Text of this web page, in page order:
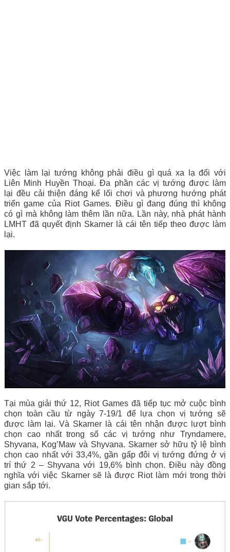
Việc làm lại tướng không phải điều gì quá xa lạ đối với
Liên Minh Huyền Thoại. Đa phần các vị tướng được làm
lại đều cải thiện đáng kể lối chơi và phương hướng phát
triển game của Riot Games. Điều gì đang đúng thì không
có gì mà không làm thêm lần nữa. Lần này, nhà phát hành
LMHT đã quyết định Skarner là cái tên tiếp theo được làm
lại.
Tại mùa giải thứ 12, Riot Games đã tiếp tục mở cuộc bình
chọn toàn cầu từ ngày 7-19/1 để lựa chọn vị tướng sẽ
được làm lại. Và Skarner là cái tên nhận được lượt bình
chọn cao nhất trong số các vị tướng như Tryndamere,
Shyvana, Kog’Maw và Shyvana. Skarner sở hữu tỷ lệ bình
chọn cao nhất với 33,4%, gần gấp đôi vị tướng đứng ở vị
trí thứ 2 – Shyvana với 19,6% bình chọn. Điều này đồng
nghĩa với việc Skarner sẽ là được Riot làm mới trong thời
gian sắp tới.